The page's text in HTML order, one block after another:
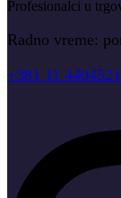
Profesionalci u
Radno vreme:
+381 11 4404521